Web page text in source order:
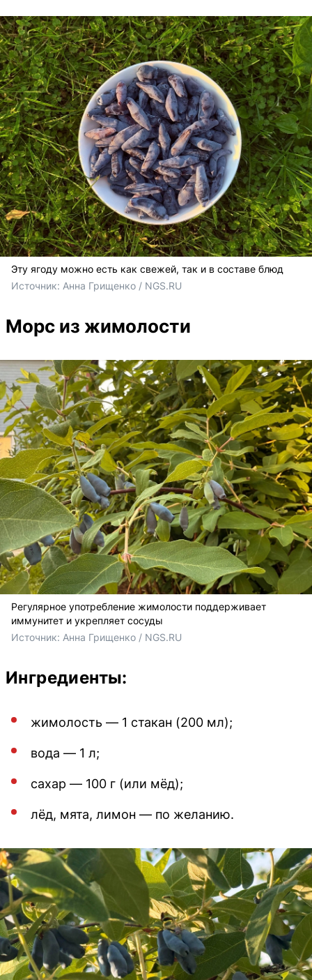
Эту ягоду можно есть как свежей, так и в составе блюд
Источник: Анна Грищенко / NGS.RU
Морс из жимолости
Регулярное употребление жимолости поддерживает
иммунитет и укрепляет сосуды
Источник: Анна Грищенко / NGS.RU
Ингредиенты:
жимолость — 1 стакан (200 мл);
вода — 1 л;
сахар — 100 г (или мёд);
лёд, мята, лимон — по желанию.